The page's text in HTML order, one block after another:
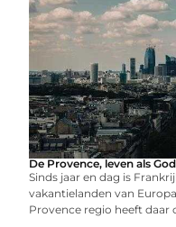
De Provence, leven als
Sinds jaar en dag is
vakantielanden van
Provence regio heeft